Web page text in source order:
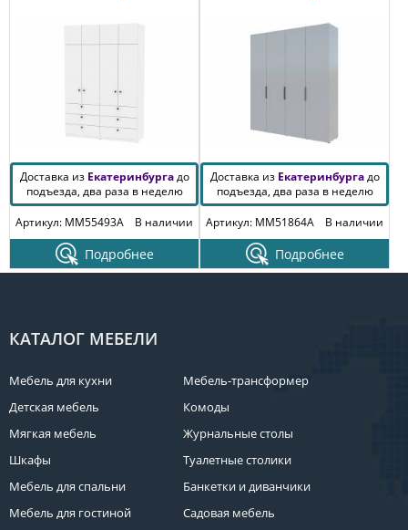
Доставка из Екатеринбургадо
подъезда, два раза в неделю
Артикул: MM55493A
В наличии
Подробнее
Доставка из Екатеринбургадо
подъезда, два раза в неделю
Артикул: MM51864A
В наличии
Подробнее
КАТАЛОГ МЕБЕЛИ
Мебель для кухни
Детская мебель
Мягкая мебель
Шкафы
Мебель для спальни
Мебель для гостиной
Мебель-трансформер
Комоды
Журнальные столы
Туалетные столики
Банкетки и диванчики
Садовая мебель